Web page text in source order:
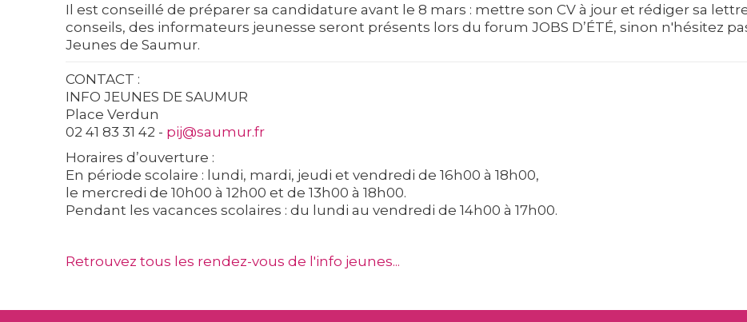
Il est conseillé de préparer sa candidature avant le 8 mars : mettre son CV à jour et rédiger sa
conseils, des informateurs jeunesse seront présents lors du forum JOBS D’ÉTÉ, sinon n'hésitez
Jeunes de Saumur.
CONTACT :
INFO JEUNES DE SAUMUR
Place Verdun
02 41 83 31 42 - pij@saumur.fr
Horaires d’ouverture :
En période scolaire : lundi, mardi, jeudi et vendredi de 16h00 à 18h00,
le mercredi de 10h00 à 12h00 et de 13h00 à 18h00.
Pendant les vacances scolaires : du lundi au vendredi de 14h00 à 17h00.
Retrouvez tous les rendez-vous de l'info jeunes...